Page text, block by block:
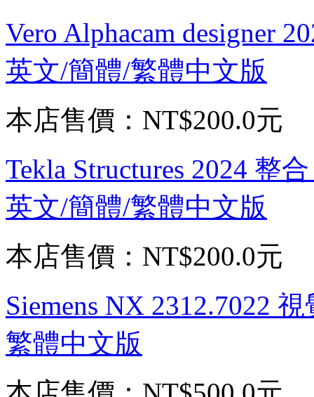
Vero Alphacam designer
英文/簡體/繁體中文版
本店售價： NT$200.0元
Tekla Structures 2024 整
英文/簡體/繁體中文版
本店售價： NT$200.0元
Siemens NX 2312.7022
繁體中文版